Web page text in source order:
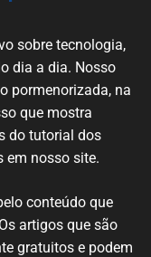
sobre tecnologia,
dia a dia. Nosso
pormenorizada, na
que mostra
do tutorial dos
em nosso site.
conteúdo que
Os artigos que são
gratuitos e podem